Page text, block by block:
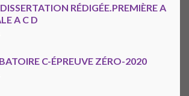
RÉDIGÉE.PREMIÈRE A
A C D
C-ÉPREUVE ZÉRO-2020